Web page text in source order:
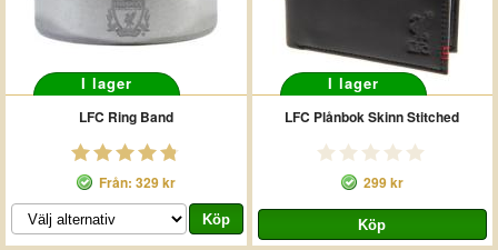
I lager
LFC Ring Band
Från: 329 kr
I lager
LFC Plånbok Skinn Stitched
299 kr